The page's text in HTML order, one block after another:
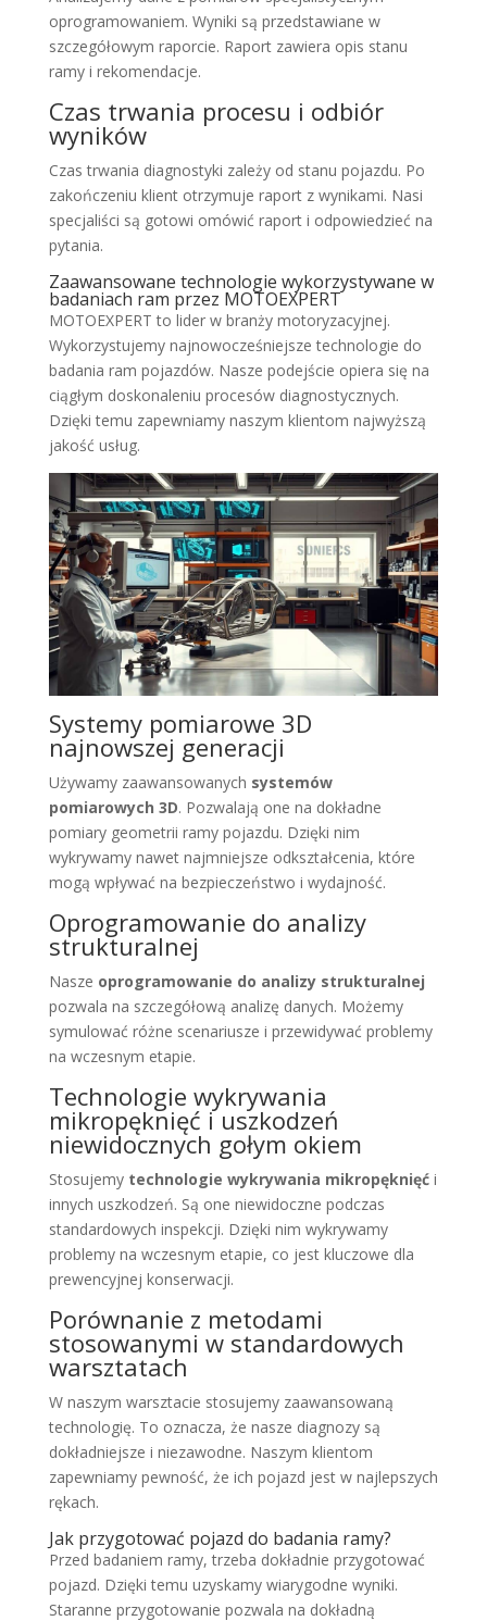
oprogramowaniem. Wyniki są przedstawiane w
szczegółowym raporcie. Raport zawiera opis stanu
ramy i rekomendacje.
Czas trwania procesu i odbiór
wyników
Czas trwania diagnostyki zależy od stanu pojazdu. Po
zakończeniu klient otrzymuje raport z wynikami. Nasi
specjaliści są gotowi omówić raport i odpowiedzieć na
pytania.
Zaawansowane technologie wykorzystywane w
badaniach ram przez MOTOEXPERT
MOTOEXPERT to lider w branży motoryzacyjnej.
Wykorzystujemy najnowocześniejsze technologie do
badania ram pojazdów. Nasze podejście opiera się na
ciągłym doskonaleniu procesów diagnostycznych.
Dzięki temu zapewniamy naszym klientom najwyższą
jakość usług.
Systemy pomiarowe 3D
najnowszej generacji
Używamy zaawansowanych systemów
pomiarowych 3D. Pozwalają one na dokładne
pomiary geometrii ramy pojazdu. Dzięki nim
wykrywamy nawet najmniejsze odkształcenia, które
mogą wpływać na bezpieczeństwo i wydajność.
Oprogramowanie do analizy
strukturalnej
Nasze oprogramowanie do analizy strukturalnej
pozwala na szczegółową analizę danych. Możemy
symulować różne scenariusze i przewidywać problemy
na wczesnym etapie.
Technologie wykrywania
mikropęknięć i uszkodzeń
niewidocznych gołym okiem
Stosujemy technologie wykrywania mikropęknięći
innych uszkodzeń. Są one niewidoczne podczas
standardowych inspekcji. Dzięki nim wykrywamy
problemy na wczesnym etapie, co jest kluczowe dla
prewencyjnej konserwacji.
Porównanie z metodami
stosowanymi w standardowych
warsztatach
W naszym warsztacie stosujemy zaawansowaną
technologię. To oznacza, że nasze diagnozy są
dokładniejsze i niezawodne. Naszym klientom
zapewniamy pewność, że ich pojazd jest w najlepszych
rękach.
Jak przygotować pojazd do badania ramy?
Przed badaniem ramy, trzeba dokładnie przygotować
pojazd. Dzięki temu uzyskamy wiarygodne wyniki.
Staranne przygotowanie pozwala na dokładną